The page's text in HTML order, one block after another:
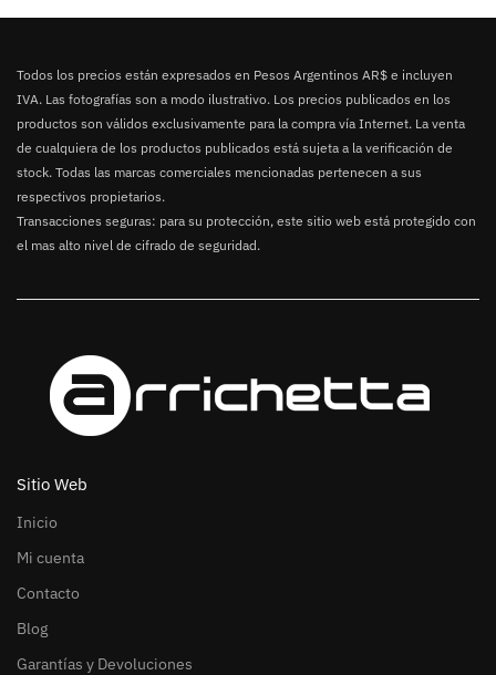
Todos los precios están expresados en Pesos Argentinos AR$ e incluyen
IVA. Las fotografías son a modo ilustrativo. Los precios publicados en los
productos son válidos exclusivamente para la compra vía Internet. La venta
de cualquiera de los productos publicados está sujeta a la verificación de
stock. Todas las marcas comerciales mencionadas pertenecen a sus
respectivos propietarios.
Transacciones seguras: para su protección, este sitio web está protegido con
el mas alto nivel de cifrado de seguridad.
Sitio Web
Inicio
Mi cuenta
Contacto
Blog
Garantías y Devoluciones